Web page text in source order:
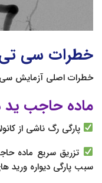
خطرات سی تی
خطرات اصلی آزمایش سی
ماده حاجب ید
پارگی رگ ناشی از
تزریق سریع ماده
سبب پارگی دیواره